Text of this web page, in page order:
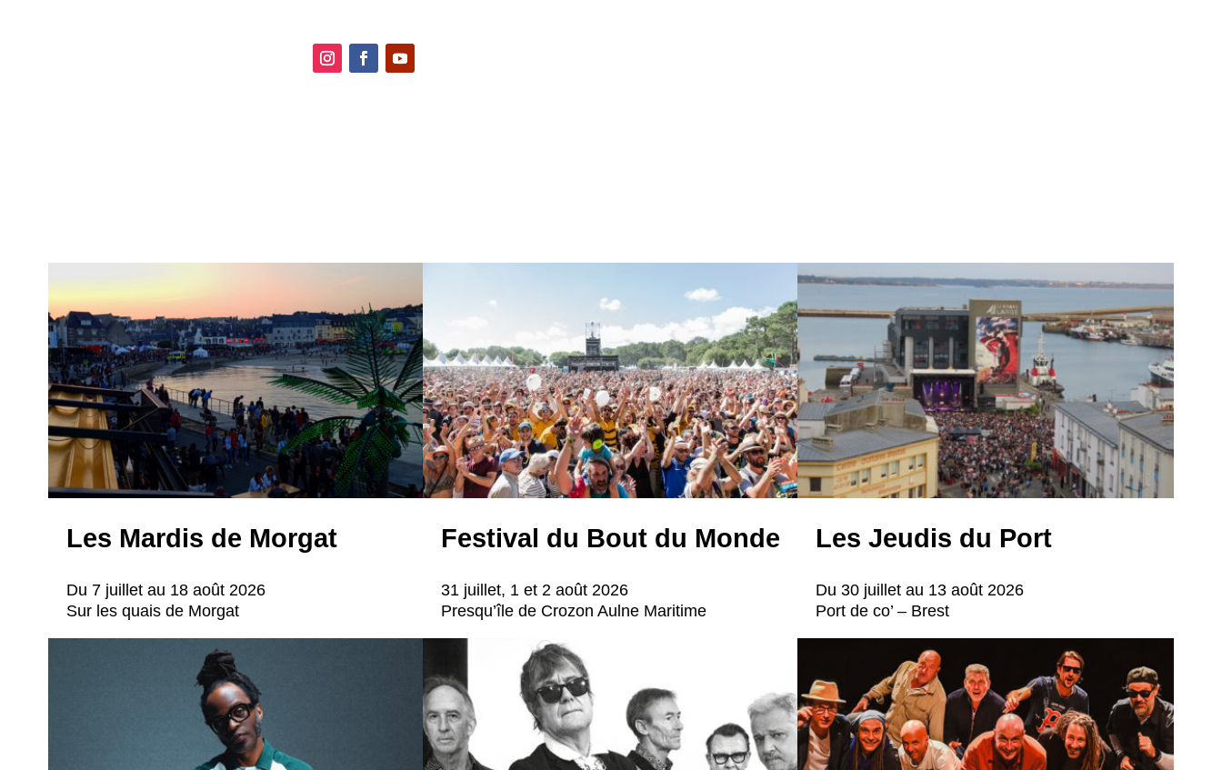
Les Mardis de Morgat
Du 7 juillet au 18 août 2026
Sur les quais de Morgat
Festival du Bout du Monde
31 juillet, 1 et 2 août 2026
Presqu’île de Crozon Aulne Maritime
Les Jeudis du Port
Du 30 juillet au 13 août 2026
Port de co’ – Brest